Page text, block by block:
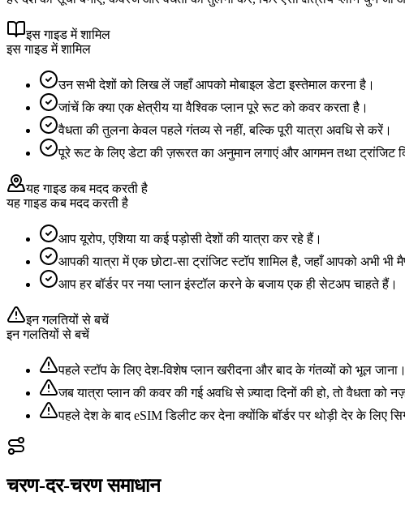
इस गाइड में शामिल
इस गाइड में शामिल
उन सभी देशों को लिख लें जहाँ आपको मोबाइल डेटा इस्तेमाल करना है।
जांचें कि क्या एक क्षेत्रीय या वैश्विक प्लान पूरे रूट को कवर करता है।
वैधता की तुलना केवल पहले गंतव्य से नहीं, बल्कि पूरी यात्रा अवधि से करें।
पूरे रूट के लिए डेटा की ज़रूरत का अनुमान लगाएं और आगमन तथा ट्रांजिट
यह गाइड कब मदद करती है
यह गाइड कब मदद करती है
आप यूरोप, एशिया या कई पड़ोसी देशों की यात्रा कर रहे हैं।
आपकी यात्रा में एक छोटा-सा ट्रांजिट स्टॉप शामिल है, जहाँ आपको अभी भी
आप हर बॉर्डर पर नया प्लान इंस्टॉल करने के बजाय एक ही सेटअप चाहते हैं।
इन गलतियों से बचें
इन गलतियों से बचें
पहले स्टॉप के लिए देश-विशेष प्लान खरीदना और बाद के गंतव्यों को भूल जाना।
जब यात्रा प्लान की कवर की गई अवधि से ज़्यादा दिनों की हो, तो वैधता को
पहले देश के बाद eSIM डिलीट कर देना क्योंकि बॉर्डर पर थोड़ी देर के लिए
चरण-दर-चरण समाधान